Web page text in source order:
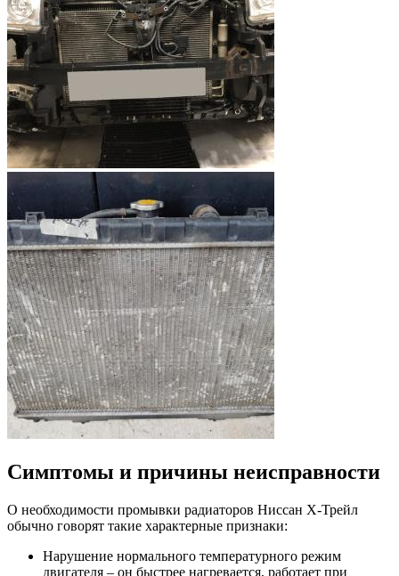
Симптомы и причины неисправности
О необходимости промывки радиаторов Ниссан Х-Трейл
обычно говорят такие характерные признаки:
Нарушение нормального температурного режим
двигателя – он быстрее нагревается, работает при